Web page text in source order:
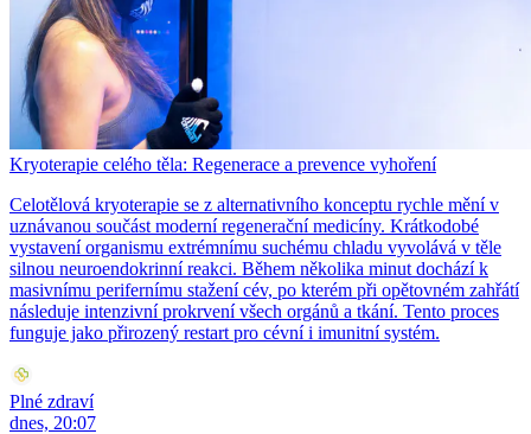
Kryoterapie celého těla: Regenerace a prevence vyhoření
Celotělová kryoterapie se z alternativního konceptu rychle mění v
uznávanou součást moderní regenerační medicíny. Krátkodobé
vystavení organismu extrémnímu suchému chladu vyvolává v těle
silnou neuroendokrinní reakci. Během několika minut dochází k
masivnímu perifernímu stažení cév, po kterém při opětovném zahřátí
následuje intenzivní prokrvení všech orgánů a tkání. Tento proces
funguje jako přirozený restart pro cévní i imunitní systém.
Plné zdraví
dnes, 20:07